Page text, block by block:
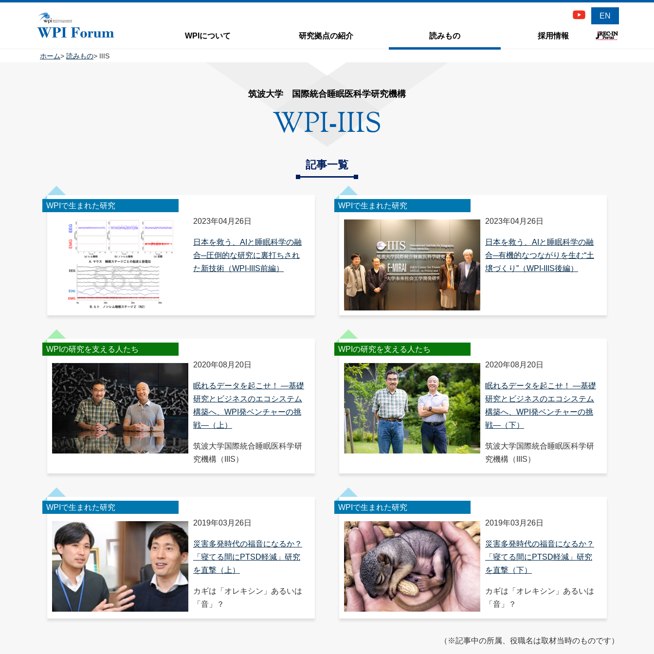
WPIについて 研究拠点の紹介 読みもの 採用情報
EN
ホーム 読みもの IIIS
筑波大学 国際統合睡眠医科学研究機構
WPI-IIIS
記事一覧
WPIで生まれた研究
2023年04月26日
日本を救う、AIと睡眠科学の融
合─圧倒的な研究に裏打ちされ
た新技術（WPI-IIIS前編）
WPIで生まれた研究
2023年04月26日
日本を救う、AIと睡眠科学の融
合─有機的なつながりを生む“土
壌づくり”（WPI-IIIS後編）
WPIの研究を支える人たち
2020年08月20日
眠れるデータを起こせ！ ―基礎
研究とビジネスのエコシステム
構築へ、WPI発ベンチャーの挑
戦―（上）
筑波大学国際統合睡眠医科学研
究機構（IIIS）
WPIの研究を支える人たち
2020年08月20日
眠れるデータを起こせ！ ―基礎
研究とビジネスのエコシステム
構築へ、WPI発ベンチャーの挑
戦―（下）
筑波大学国際統合睡眠医科学研
究機構（IIIS）
WPIで生まれた研究
2019年03月26日
災害多発時代の福音になるか？
「寝てる間にPTSD軽減」研究
を直撃（上）
カギは「オレキシン」あるいは
「音」？
WPIで生まれた研究
2019年03月26日
災害多発時代の福音になるか？
「寝てる間にPTSD軽減」研究
を直撃（下）
カギは「オレキシン」あるいは
「音」？
（※記事中の所属、役職名は取材当時のものです）